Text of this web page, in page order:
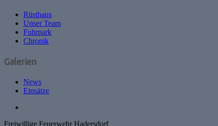
Rüsthaus
Unser Team
Fuhrpark
Chronik
Galerien
News
Einsätze
Freiwillige Feuerwehr Hadersdorf